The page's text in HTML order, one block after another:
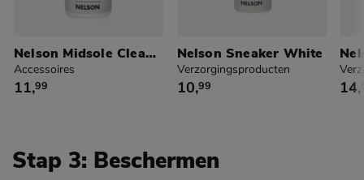
Nelson Midsole Cleaner
Accessoires
€ 11,99
11,99
Nelson Sneaker White
Verzorgingsproducten
€ 10,99
10,99 €
14,
Stap 3: Beschermen